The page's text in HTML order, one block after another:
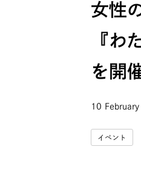
女性
『わ
を開
10
イベント